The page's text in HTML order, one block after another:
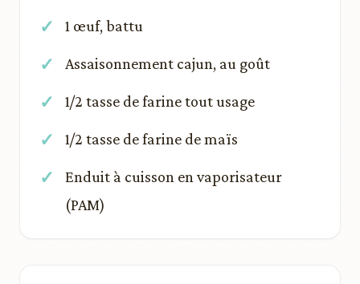
1 œuf, battu
Assaisonnement cajun, au goût
1/2 tasse de farine tout usage
1/2 tasse de farine de maïs
Enduit à cuisson en vaporisateur
(PAM)